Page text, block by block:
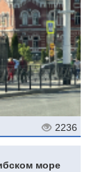
2236
море